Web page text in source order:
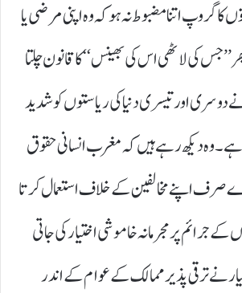
کا گروپ اتنا مضبوط نہ ہو کہ وہ اپنی مرضی یا
’’جس کی لاٹھی اس کی بھینس‘‘ کا قانون چلتا
اور تیسری دنیا کی ریاستوں کو شدید
ہے۔ وہ دیکھ رہے ہیں کہ مغرب انسانی حقوق
صرف اپنے مخالفین کے خلاف استعمال کرتا
جرائم پر مجرمانہ خاموشی اختیار کی جاتی
ترقی پذیر ممالک کے عوام کے اندر